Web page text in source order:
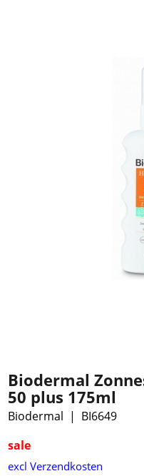
Biodermal
50 plus 175ml
Biodermal
BI6649
sale
excl Verzendkosten